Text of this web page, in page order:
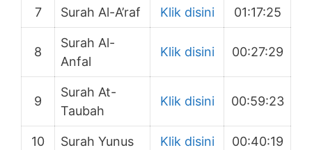
7 Surah Al-A’raf Klik disini 01:17:25
8
Surah Al-
Anfal
Klik disini 00:27:29
9
Surah At-
Taubah
Klik disini 00:59:23
10 Surah Yunus Klik disini 00:40:19